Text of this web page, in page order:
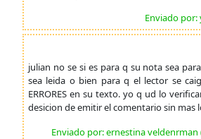
Enviado por:
julian no se si es para q su nota sea
sea leida o bien para q el lector se
ERRORES en su texto. yo q ud lo
desicion de emitir el comentario sin mas
Enviado por: ernestina veldenrman